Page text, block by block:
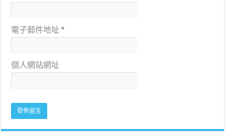
電子郵件地址*
個人網站網址